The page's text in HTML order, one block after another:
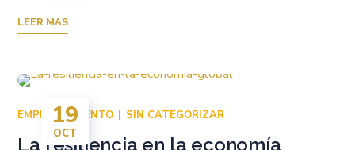
LEER MAS
19
OCT
EMPRENDIMIENTO SIN CATEGORIZAR
La resiliencia en la economía